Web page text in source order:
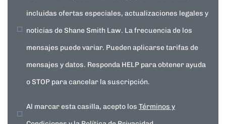
incluidas ofertas especiales, actualizaciones legales y
noticias de Shane Smith Law. La frecuencia de los
mensajes puede variar. Pueden aplicarse tarifas de
mensajes y datos. Responda HELP para obtener ayuda
o STOP para cancelar la suscripción.
Al marcar esta casilla, acepto los Términos y